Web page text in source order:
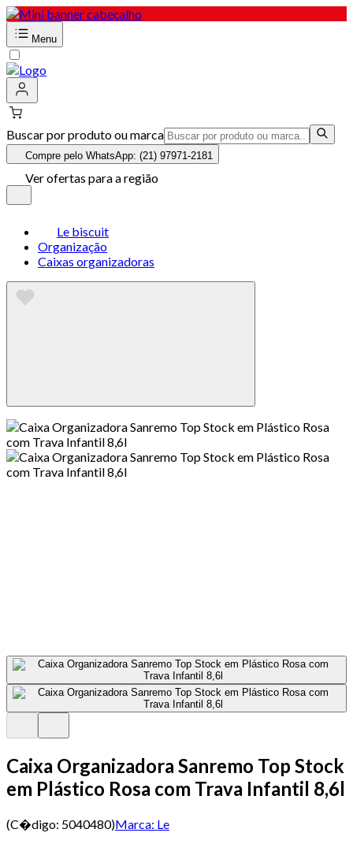
Menu
Buscar por produto ou marca
Compre pelo WhatsApp: (21) 97971-2181
Ver ofertas para a região
Le biscuit
Organização
Caixas organizadoras
Caixa Organizadora Sanremo Top Stock
em Plástico Rosa com Trava Infantil 8,6l
(C�digo: 5040480)Marca: Le